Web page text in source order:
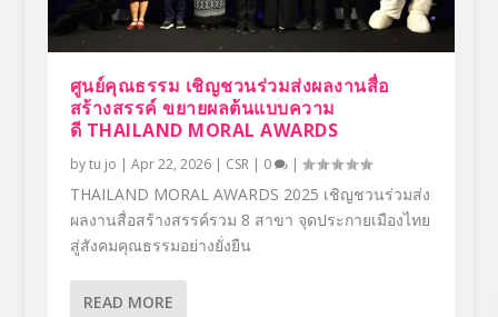
ศูนย์คุณธรรม เชิญชวนร่วมส่งผลงานสื่อ
สร้างสรรค์ ขยายผลต้นแบบความ
ดี THAILAND MORAL AWARDS
bytu jo | Apr 22, 2026| CSR| 0 |
THAILAND MORAL AWARDS 2025 เชิญชวนร่วมส่ง
ผลงานสื่อสร้างสรรค์รวม 8 สาขา จุดประกายเมืองไทย
สู่สังคมคุณธรรมอย่างยั่งยืน
READ MORE